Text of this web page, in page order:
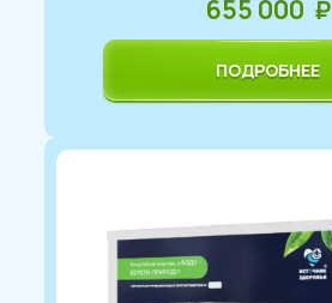
655 000 ₽
ПОДРОБНЕЕ